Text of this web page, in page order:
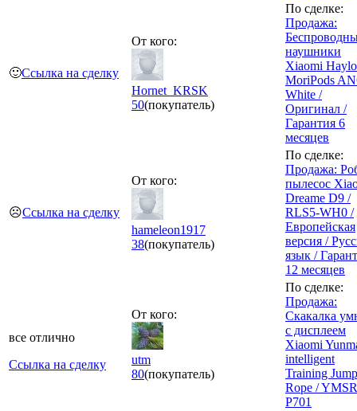
🙂Ссылка на сделку
От кого:
Hornet_KRSK
50(покупатель)
По сделке:
Продажа:
наушники
Xiaomi
MoriPods
White /
Оригинал /
Гарантия 6
месяцев
☹️Ссылка на сделку
От кого:
hameleon1917
38(покупатель)
По сделке:
Продажа:
пылесос
Dreame D9 /
RLS5-WH0 /
Европейская
версия /
язык /
12 месяцев
все отлично
Ссылка на сделку
От кого:
utm
80(покупатель)
По сделке:
Продажа:
Скакалка
с дисплеем
Xiaomi
intelligent
Training Jump
Rope /
P701